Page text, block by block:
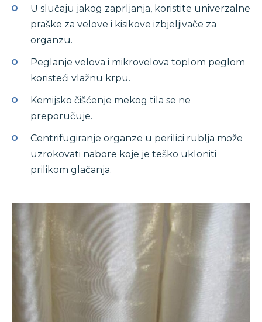
U slučaju jakog zaprljanja, koristite univerzalne
praške za velove i kisikove izbjeljivače za
organzu.
Peglanje velova i mikrovelova toplom peglom
koristeći vlažnu krpu.
Kemijsko čišćenje mekog tila se ne
preporučuje.
Centrifugiranje organze u perilici rublja može
uzrokovati nabore koje je teško ukloniti
prilikom glačanja.